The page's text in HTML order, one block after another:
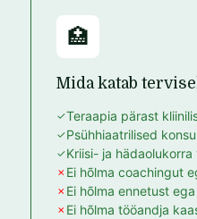
🏥
Mida katab
Teraapia pärast
Psühhiaatrilised
Kriisi- ja
Ei hõlma coachingut
Ei hõlma ennetust
Ei hõlma tööandja